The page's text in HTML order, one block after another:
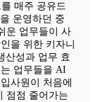
매주 공유드
운영하던 중
운 업무들이 사
을 위한 키자니
산성과 업무 효
업무들을 AI
사원이 처음에
점점 줄어가는